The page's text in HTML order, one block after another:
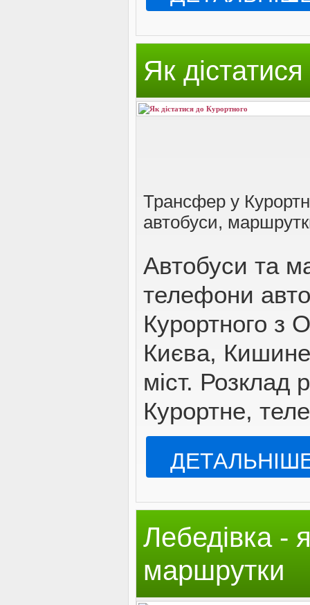
Як
Трансфер у
автобуси,
Автобуси та
телефони
Курортного з
Києва,
міст. Розклад
Курортне,
Лебедівка -
маршрутки